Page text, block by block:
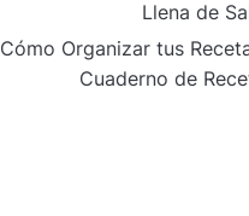
Llena de
Cómo Organizar tus
Cuaderno de